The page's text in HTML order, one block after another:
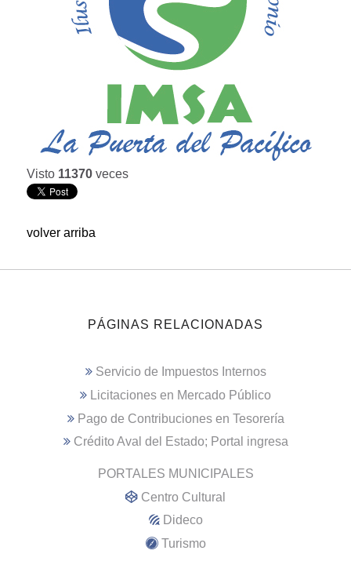
Visto 11370 veces
volver arriba
PÁGINAS RELACIONADAS
Servicio de Impuestos Internos
Licitaciones en Mercado Público
Pago de Contribuciones en Tesorería
Crédito Aval del Estado; Portal ingresa
PORTALES MUNICIPALES
Centro Cultural
Dideco
Turismo